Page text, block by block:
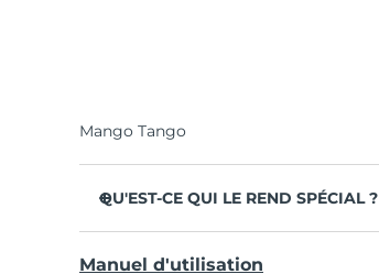
Mango Tango
QU'EST-CE QUI LE REND SPÉCIAL ?
l'hygiène buccale globale de 140 %.
Manuel d'utilisation